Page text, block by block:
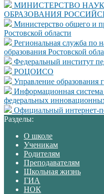
МИНИСТЕРСТВО
ОБРАЗОВАНИЯ
Министерство общего и
Ростовской области
Региональная служба по
образования Ростовской
Федеральный институт
РОЦОИСО
Управление образования
Информационная система
федеральных
Официальный интернет-
Разделы:
О школе
Ученикам
Родителям
Преподавателям
Школьная жизнь
ГИА
НОК